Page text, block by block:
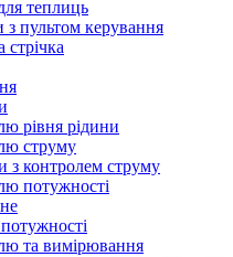
теплиць
з пультом керування
стрічка
рівня рідини
струму
з контролем струму
потужності
та вимірювання